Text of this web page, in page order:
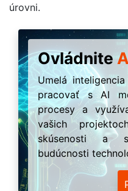
úrovni.
Ovládnite
Umelá
pracovať s AI
procesy a
vašich
skúsenosti a
budúcnosti